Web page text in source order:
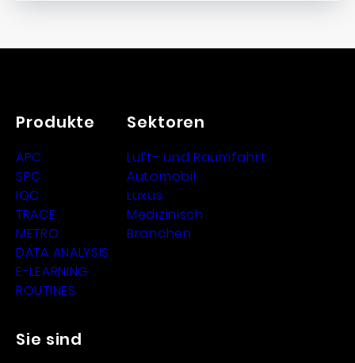
Produkte
APC
SPC
IQC
TRACE
METRO
DATA ANALYSIS
E-LEARNING
ROUTINES
Sektoren
Luft- und Raumfahrt
Automobil
Luxus
Medizinisch
Branchen
Sie sind